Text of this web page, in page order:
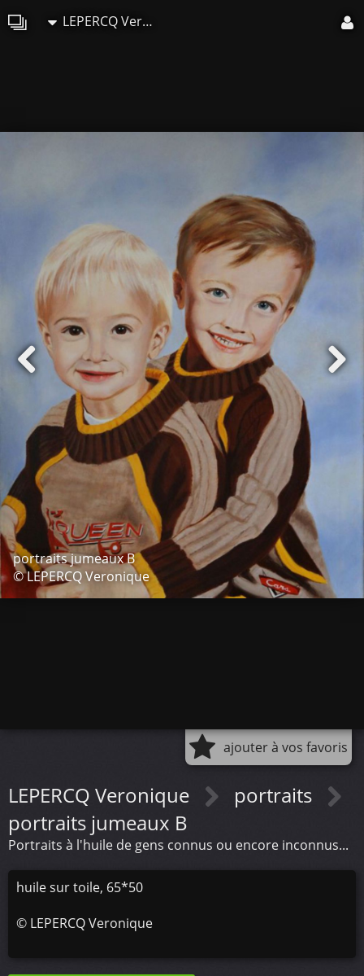
LEPERCQ Veronique
portraits jumeaux B
© LEPERCQ Veronique
ajouter à vos favoris
LEPERCQ Veronique
portraits
portraits jumeaux B
Portraits à l'huile de gens connus ou encore inconnus...
huile sur toile, 65*50
© LEPERCQ Veronique